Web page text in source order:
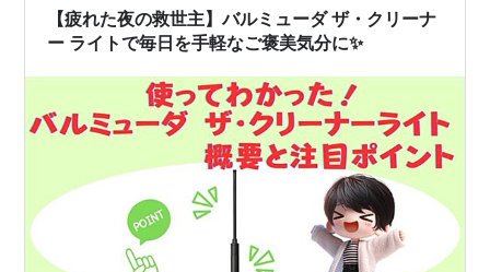
複合累進レンズのメガネを3本。そ…
【疲れた夜の救世主】バルミューダ ザ・クリーナ
ー ライトで毎日を手軽なご褒美気分に✨